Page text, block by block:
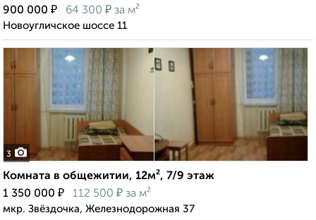
900 000 ₽ 64 300 ₽ за м²
Новоугличское шоссе 11
3
Комната в общежитии, 12м², 7/9 этаж
1 350 000 ₽ 112 500 ₽ за м²
мкр. Звёздочка, Железнодорожная 37